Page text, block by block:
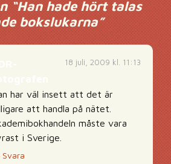
“Han hade hört talas
bokslukarna”
18 juli, 2009 kl. 11:13
har väl insett att det är
att handla på nätet.
måste vara
i Sverige.
Svara